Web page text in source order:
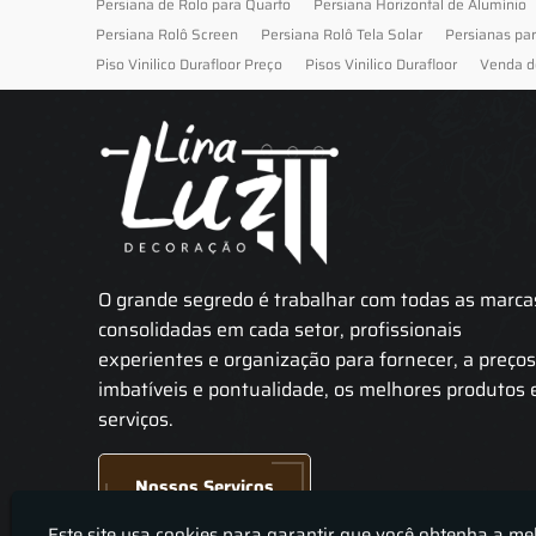
Persiana Rolô Screen
Persiana Rolô Tela Solar
Persianas
Piso Vinilico Durafloor Preço
Pisos Vinilico Durafloor Venda
O grande segredo é trabalhar com todas as
consolidadas em cada setor, profissionais
experientes e organização para fornecer, a preços
imbatíveis e pontualidade, os melhores produtos
serviços.
Nossos Serviços